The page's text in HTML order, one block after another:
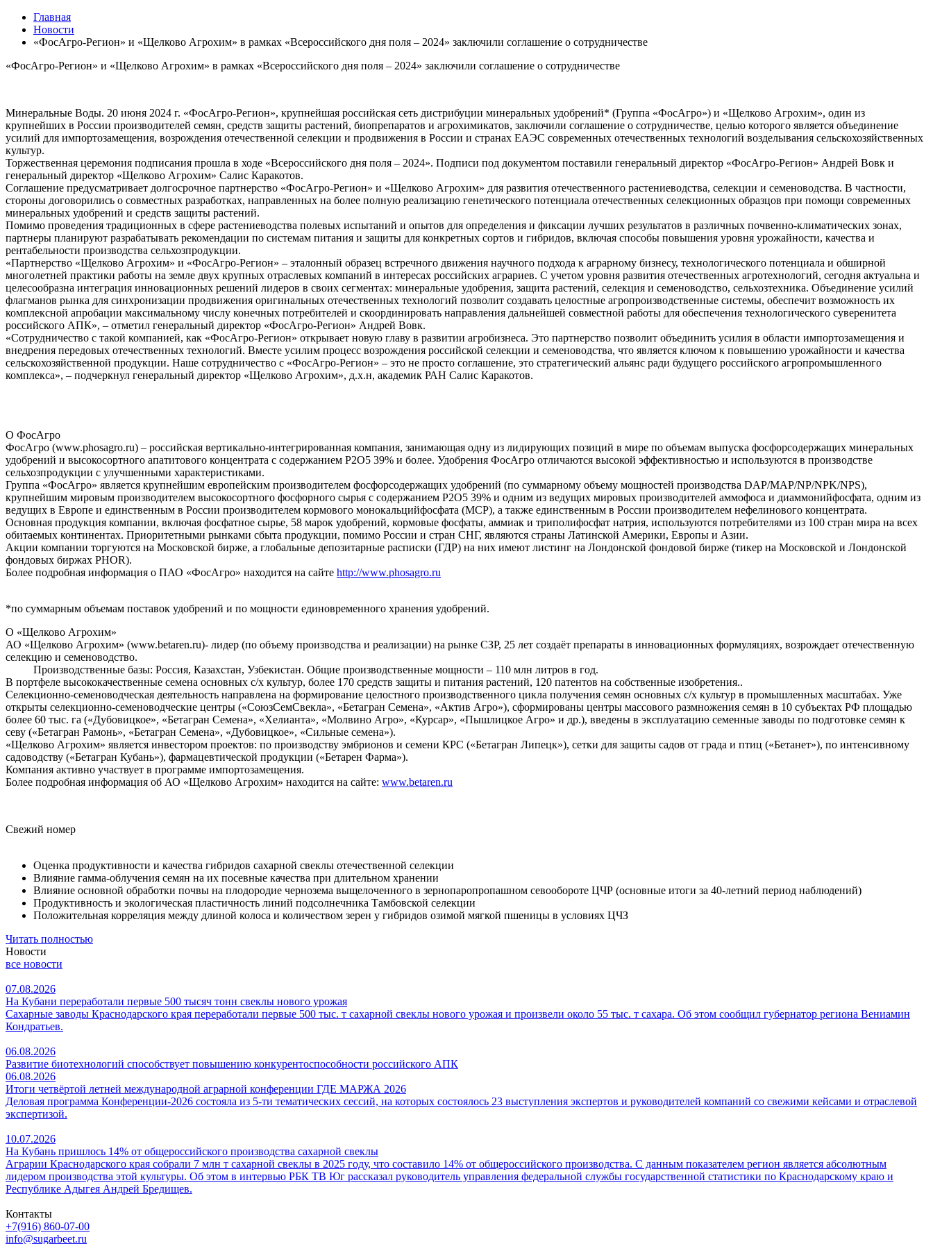
Главная
Новости
«ФосАгро-Регион» и «Щелково Агрохим» в рамках «Всероссийского дня поля – 2024» заключили соглашение о сотрудничестве
«ФосАгро-Регион» и «Щелково Агрохим» в рамках «Всероссийского дня поля – 2024» заключили соглашение о сотрудничестве
Минеральные Воды. 20 июня 2024 г. «ФосАгро-Регион», крупнейшая российская сеть дистрибуции минеральных удобрений* (Группа «ФосАгро») и «Щелково Агрохим», один из
крупнейших в России производителей семян, средств защиты растений, биопрепаратов и агрохимикатов, заключили соглашение о сотрудничестве, целью которого является объединение
усилий для импортозамещения, возрождения отечественной селекции и продвижения в России и странах ЕАЭС современных отечественных технологий возделывания сельскохозяйственных
культур.
Торжественная церемония подписания прошла в ходе «Всероссийского дня поля – 2024». Подписи под документом поставили генеральный директор «ФосАгро-Регион» Андрей Вовк и
генеральный директор «Щелково Агрохим» Салис Каракотов.
Соглашение предусматривает долгосрочное партнерство «ФосАгро-Регион» и «Щелково Агрохим» для развития отечественного растениеводства, селекции и семеноводства. В частности,
стороны договорились о совместных разработках, направленных на более полную реализацию генетического потенциала отечественных селекционных образцов при помощи современных
минеральных удобрений и средств защиты растений.
Помимо проведения традиционных в сфере растениеводства полевых испытаний и опытов для определения и фиксации лучших результатов в различных почвенно-климатических зонах,
партнеры планируют разрабатывать рекомендации по системам питания и защиты для конкретных сортов и гибридов, включая способы повышения уровня урожайности, качества и
рентабельности производства сельхозпродукции.
«Партнерство «Щелково Агрохим» и «ФосАгро-Регион» – эталонный образец встречного движения научного подхода к аграрному бизнесу, технологического потенциала и обширной
многолетней практики работы на земле двух крупных отраслевых компаний в интересах российских аграриев. С учетом уровня развития отечественных агротехнологий, сегодня актуальна и
целесообразна интеграция инновационных решений лидеров в своих сегментах: минеральные удобрения, защита растений, селекция и семеноводство, сельхозтехника. Объединение усилий
флагманов рынка для синхронизации продвижения оригинальных отечественных технологий позволит создавать целостные агропроизводственные системы, обеспечит возможность их
комплексной апробации максимальному числу конечных потребителей и скоординировать направления дальнейшей совместной работы для обеспечения технологического суверенитета
российского АПК», – отметил генеральный директор «ФосАгро-Регион» Андрей Вовк.
«Сотрудничество с такой компанией, как «ФосАгро-Регион» открывает новую главу в развитии агробизнеса. Это партнерство позволит объединить усилия в области импортозамещения и
внедрения передовых отечественных технологий. Вместе усилим процесс возрождения российской селекции и семеноводства, что является ключом к повышению урожайности и качества
сельскохозяйственной продукции. Наше сотрудничество с «ФосАгро-Регион» – это не просто соглашение, это стратегический альянс ради будущего российского агропромышленного
комплекса», – подчеркнул генеральный директор «Щелково Агрохим», д.х.н, академик РАН Салис Каракотов.
О ФосАгро
ФосАгро (www.phosagro.ru) – российская вертикально-интегрированная компания, занимающая одну из лидирующих позиций в мире по объемам выпуска фосфорсодержащих минеральных
удобрений и высокосортного апатитового концентрата с содержанием P2O5 39% и более. Удобрения ФосАгро отличаются высокой эффективностью и используются в производстве
сельхозпродукции с улучшенными характеристиками.
Группа «ФосАгро» является крупнейшим европейским производителем фосфорсодержащих удобрений (по суммарному объему мощностей производства DAP/MAP/NP/NPK/NPS),
крупнейшим мировым производителем высокосортного фосфорного сырья с содержанием P2O5 39% и одним из ведущих мировых производителей аммофоса и диаммонийфосфата, одним из
ведущих в Европе и единственным в России производителем кормового монокальцийфосфата (MCP), а также единственным в России производителем нефелинового концентрата.
Основная продукция компании, включая фосфатное сырье, 58 марок удобрений, кормовые фосфаты, аммиак и триполифосфат натрия, используются потребителями из 100 стран мира на всех
обитаемых континентах. Приоритетными рынками сбыта продукции, помимо России и стран СНГ, являются страны Латинской Америки, Европы и Азии.
Акции компании торгуются на Московской бирже, а глобальные депозитарные расписки (ГДР) на них имеют листинг на Лондонской фондовой бирже (тикер на Московской и Лондонской
фондовых биржах PHOR).
Более подробная информация о ПАО «ФосАгро» находится на сайте http://www.phosagro.ru
*по суммарным объемам поставок удобрений и по мощности единовременного хранения удобрений.
О «Щелково Агрохим»
АО «Щелково Агрохим» (www.betaren.ru)- лидер (по объему производства и реализации) на рынке СЗР, 25 лет создаёт препараты в инновационных формуляциях, возрождает отечественную
селекцию и семеноводство.
Производственные базы: Россия, Казахстан, Узбекистан. Общие производственные мощности – 110 млн литров в год.
В портфеле высококачественные семена основных с/х культур, более 170 средств защиты и питания растений, 120 патентов на собственные изобретения..
Селекционно-семеноводческая деятельность направлена на формирование целостного производственного цикла получения семян основных с/х культур в промышленных масштабах. Уже
открыты селекционно-семеноводческие центры («СоюзСемСвекла», «Бетагран Семена», «Актив Агро»), сформированы центры массового размножения семян в 10 субъектах РФ площадью
более 60 тыс. га («Дубовицкое», «Бетагран Семена», «Хелианта», «Молвино Агро», «Курсар», «Пышлицкое Агро» и др.), введены в эксплуатацию семенные заводы по подготовке семян к
севу («Бетагран Рамонь», «Бетагран Семена», «Дубовицкое», «Сильные семена»).
«Щелково Агрохим» является инвестором проектов: по производству эмбрионов и семени КРС («Бетагран Липецк»), сетки для защиты садов от града и птиц («Бетанет»), по интенсивному
садоводству («Бетагран Кубань»), фармацевтической продукции («Бетарен Фарма»).
Компания активно участвует в программе импортозамещения.
Более подробная информация об АО «Щелково Агрохим» находится на сайте: www.betaren.ru
Свежий номер
Оценка продуктивности и качества гибридов сахарной свеклы отечественной селекции
Влияние гамма-облучения семян на их посевные качества при длительном хранении
Влияние основной обработки почвы на плодородие чернозема выщелоченного в зернопаропропашном севообороте ЦЧР (основные итоги за 40-летний период наблюдений)
Продуктивность и экологическая пластичность линий подсолнечника Тамбовской селекции
Положительная корреляция между длиной колоса и количеством зерен у гибридов озимой мягкой пшеницы в условиях ЦЧЗ
Читать полностью
Новости
все новости
07.08.2026
На Кубани переработали первые 500 тысяч тонн свеклы нового урожая
Сахарные заводы Краснодарского края переработали первые 500 тыс. т сахарной свеклы нового урожая и произвели около 55 тыс. т сахара. Об этом сообщил губернатор региона Вениамин
Кондратьев.
06.08.2026
Развитие биотехнологий способствует повышению конкурентоспособности российского АПК
06.08.2026
Итоги четвёртой летней международной аграрной конференции ГДЕ МАРЖА 2026
Деловая программа Конференции-2026 состояла из 5-ти тематических сессий, на которых состоялось 23 выступления экспертов и руководителей компаний со свежими кейсами и отраслевой
экспертизой.
10.07.2026
На Кубань пришлось 14% от общероссийского производства сахарной свеклы
Аграрии Краснодарского края собрали 7 млн т сахарной свеклы в 2025 году, что составило 14% от общероссийского производства. С данным показателем регион является абсолютным
лидером производства этой культуры. Об этом в интервью РБК ТВ Юг рассказал руководитель управления федеральной службы государственной статистики по Краснодарскому краю и
Республике Адыгея Андрей Бредищев.
Контакты
+7(916) 860-07-00
info@sugarbeet.ru